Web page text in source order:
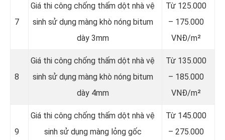
7
Giá thi công chống thấm dột nhà vệ
sinh sử dụng màng khò nóng bitum
dày 3mm
Từ 125.000
– 175.000
VNĐ/m²
8
Giá thi công chống thấm dột nhà vệ
sinh sử dụng màng khò nóng bitum
dày 4mm
Từ 135.000
– 185.000
VNĐ/m²
9
Giá thi công chống thấm dột nhà vệ
sinh sử dụng màng lỏng gốc
Từ 145.000
– 275.000